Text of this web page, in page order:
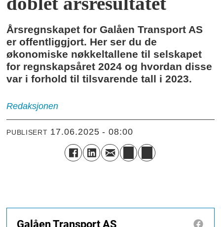
Årsregnskapet for Galåen Transport AS
er offentliggjort. Her ser du de
økonomiske nøkkeltallene til selskapet
for regnskapsåret 2024 og hvordan disse
var i forhold til tilsvarende tall i 2023.
Redaksjonen
PUBLISERT 17.06.2025 - 08:00